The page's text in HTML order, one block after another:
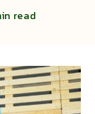
read